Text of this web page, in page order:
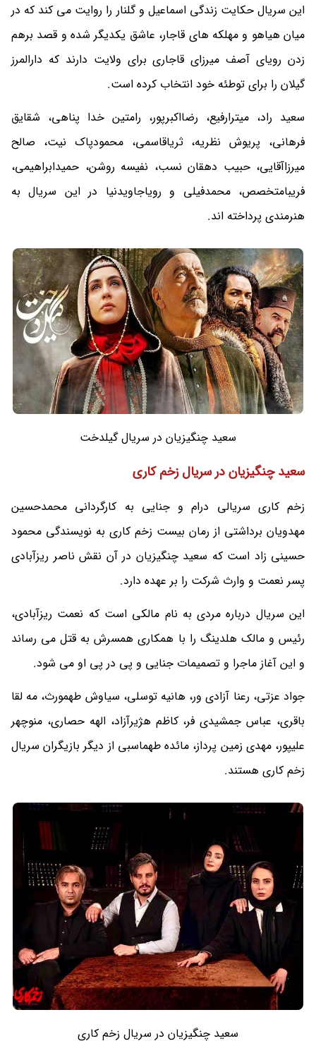
این سریال حکایت زندگی اسماعیل و گلنار را روایت می کند که در
میان هیاهو و مهلکه های قاجار، عاشق یکدیگر شده و قصد برهم
زدن رویای آصف میرزای قاجاری برای ولایت دارند که دارالمرز
گیلان را برای توطئه خود انتخاب کرده است.
سعید راد، میترارفیع، رضااکبرپور، رامتین خدا پناهی، شقایق
فرهانی، پریوش نظریه، ثریاقاسمی، محمودپاک نیت، صالح
میرزاآقایی، حبیب دهقان نسب، نفیسه روشن، حمیدابراهیمی،
فریبامتخصص، محمدفیلی و رویاجاویدنیا در این سریال به
هنرمندی پرداخته اند.
سعید چنگیزیان در سریال گیلدخت
سعید چنگیزیان در سریال زخم کاری
زخم کاری سریالی درام و جنایی به کارگردانی محمدحسین
مهدویان برداشتی از رمان بیست زخم کاری به نویسندگی محمود
حسینی زاد است که سعید چنگیزیان در آن نقش ناصر ریزآبادی
پسر نعمت و وارث شرکت را بر عهده دارد.
این سریال درباره مردی به نام مالکی است که نعمت ریزآبادی،
رئیس و مالک هلدینگ را با همکاری همسرش به قتل می رساند
و این آغاز ماجرا و تصمیمات جنایی و پی در پی او می شود.
جواد عزتی، رعنا آزادی ور، هانیه توسلی، سیاوش طهمورث، مه لقا
باقری، عباس جمشیدی فر، کاظم هژیرآزاد، الهه حصاری، منوچهر
علیپور، مهدی زمین پرداز، مائده طهماسبی از دیگر بازیگران سریال
زخم کاری هستند.
سعید چنگیزیان در سریال زخم کاری